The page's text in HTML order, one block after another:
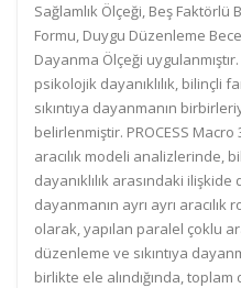
Sağlamlık Ölçeği, Beş Faktörlü
Formu, Duygu Düzenleme
Dayanma Ölçeği
psikolojik dayanıklılık, bilinçli
sıkıntıya dayanmanın
belirlenmiştir. PROCESS
aracılık modeli analizlerinde,
dayanıklılık arasındaki
dayanmanın ayrı ayrı
olarak, yapılan paralel çoklu
düzenleme ve sıkıntıya
birlikte ele alındığında,